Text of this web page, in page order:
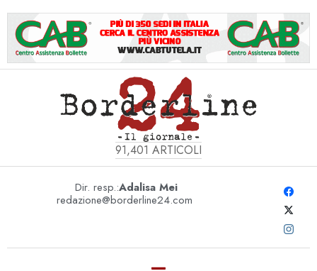
91,401 ARTICOLI
Dir. resp.:Adalisa Mei
redazione@borderline24.com